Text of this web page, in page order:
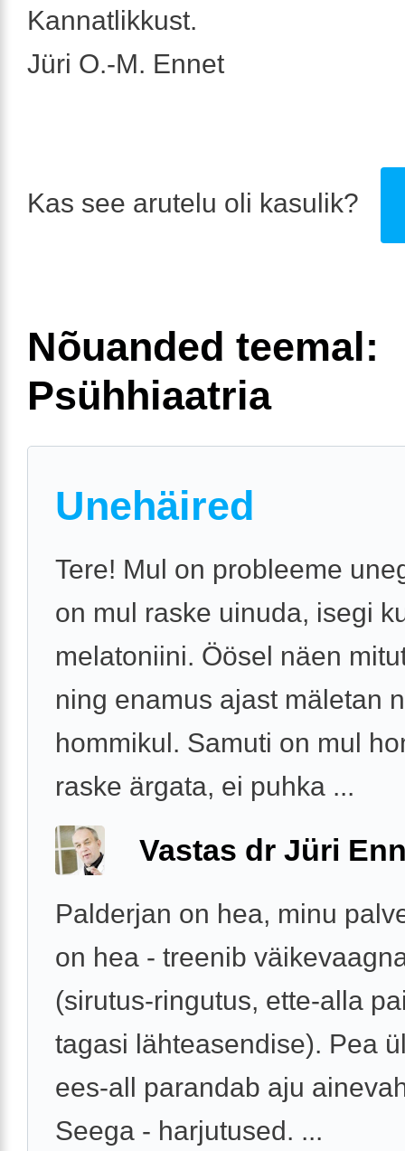
Kannatlikkust.
Jüri O.-M. Ennet
Kas see arutelu oli kasulik?
Nõuanded teemal:
Psühhiaatria
Unehäired
Tere! Mul on probleeme
on mul raske uinuda, isegi
melatoniini. Öösel näen
ning enamus ajast mäletan
hommikul. Samuti on mul
raske ärgata, ei puhka ...
Vastas dr Jüri
Palderjan on hea, minu
on hea - treenib
(sirutus-ringutus, ette-alla
tagasi lähteasendise). Pea
ees-all parandab aju
Seega - harjutused. ...